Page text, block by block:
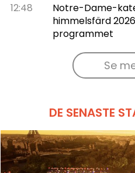
12:48
Notre-Dame-
himmelsfärd
programmet
Se
DE SENASTE